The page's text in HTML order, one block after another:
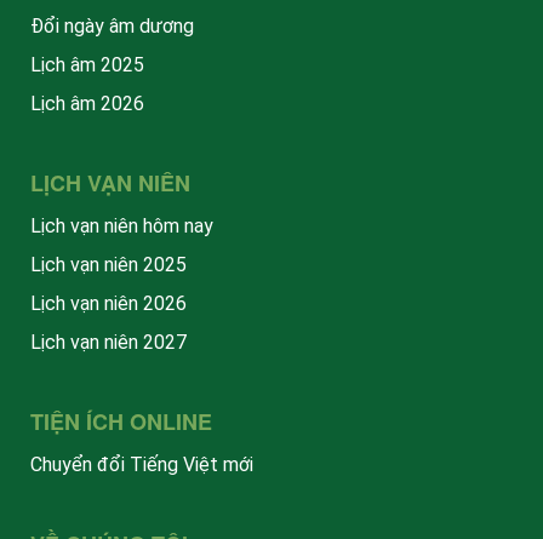
Đổi ngày âm dương
Lịch âm 2025
Lịch âm 2026
LỊCH VẠN NIÊN
Lịch vạn niên hôm nay
Lịch vạn niên 2025
Lịch vạn niên 2026
Lịch vạn niên 2027
TIỆN ÍCH ONLINE
Chuyển đổi Tiếng Việt mới